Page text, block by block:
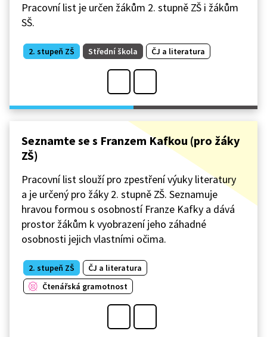
Pracovní list je určen žákům 2. stupně ZŠ i žákům
SŠ.
2. stupeň ZŠ Střední škola ČJ a literatura
Seznamte se s Franzem Kafkou (pro žáky
ZŠ)
Pracovní list slouží pro zpestření výuky literatury
a je určený pro žáky 2. stupně ZŠ. Seznamuje
hravou formou s osobností Franze Kafky a dává
prostor žákům k vyobrazení jeho záhadné
osobnosti jejich vlastními očima.
2. stupeň ZŠ
ČJ a literatura
Čtenářská gramotnost